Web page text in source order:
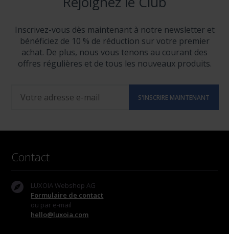
Inscrivez-vous dès maintenant à notre newsletter et
bénéficiez de 10 % de réduction sur votre premier
achat. De plus, nous vous tenons au courant des
offres régulières et de tous les nouveaux produits.
Contact
LUXOIA Webshop AG
Formulaire de contact
ou par e-mail
hello@luxoia.com